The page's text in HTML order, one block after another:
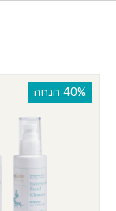
‫40% הנחה